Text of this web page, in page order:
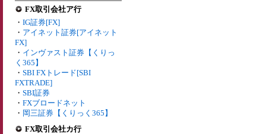
FX取引会社ア行
・ IG証券[FX]
・ アイネット証券[アイネット
FX]
・ インヴァスト証券【くりっ
く365】
・ SBI FXトレード[SBI
FXTRADE]
・ SBI証券
・ FXブロードネット
・ 岡三証券【くりっく365】
FX取引会社カ行